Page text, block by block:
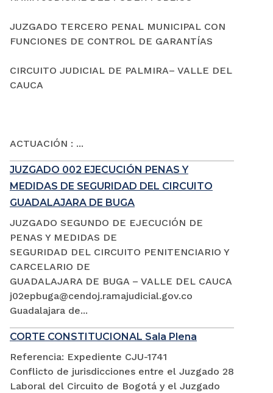
JUZGADO TERCERO PENAL MUNICIPAL CON
FUNCIONES DE CONTROL DE GARANTÍAS
CIRCUITO JUDICIAL DE PALMIRA– VALLE DEL
CAUCA
ACTUACIÓN : ...
JUZGADO 002 EJECUCIÓN PENAS Y
MEDIDAS DE SEGURIDAD DEL CIRCUITO
GUADALAJARA DE BUGA
JUZGADO SEGUNDO DE EJECUCIÓN DE
PENAS Y MEDIDAS DE
SEGURIDAD DEL CIRCUITO PENITENCIARIO Y
CARCELARIO DE
GUADALAJARA DE BUGA – VALLE DEL CAUCA
j02epbuga@cendoj.ramajudicial.gov.co
Guadalajara de...
CORTE CONSTITUCIONAL Sala Plena
Referencia: Expediente CJU-1741
Conflicto de jurisdicciones entre el Juzgado 28
Laboral del Circuito de Bogotá y el Juzgado